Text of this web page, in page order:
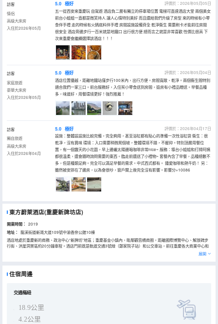
訪客
情侶
高級大床房
入住於2026年05月
5.0 極好
評價於：2026年05月05日
五一從西安來重慶玩 自駕遊 酒店負二層有獨立的停車場位置 電梯可直達酒店大堂 兩個美女
前台小姐姐一直都是微笑待人 讓人心情特別美好 而且還給我們升級了房型 來的時候有小零
食伴手禮 走的時候有火鍋底料伴手禮 房間設施設備齊全 乾淨衞生 需要刷卡才能前往房間
很安全 酒店旁邊步行一百米就是地鐵口 出行很方便 總而言之就是非常喜歡 性價比很高 下
次來重慶會繼續選擇該酒店！！！
訪客
家庭旅遊
豪華大床房
入住於2026年05月
5.0 極好
評價於：2026年05月04日
酒店位置優越，距離地鐵站僅步行100米內，出行方便。房間寬敞、乾淨。兩個衞生間特別
適合我們一家三口。前台服務好，入住🈶小零食送到房間，退房有小禮品贈送。早餐品種
多，味道好，用餐環境更好！強烈推薦！
訪客
獨自旅遊
高級大床房
入住於2026年04月
5.0 極好
評價於：2026年04月17日
設施：整體設設施比較完備，完全夠用，甚至浴缸都有貼心的準備一次性浴缸袋 衞生：很
乾凈，沒有異味 環境：入口需要稍微爬個坡，整體環境不錯，不壓抑。特別頂層用餐位
置，有一個露天的小花園，早上邊曬太陽邊喝咖啡非常nice~ 服務：導台小姐姐和打掃阿姨
都很温柔，還會隨時詢問需要的東西。臨走前還送了小禮物~ 套餐內含了早餐，品種總數不
多，但是種類足夠。完全可以滿足早餐的需求。中式西式都有。 鍾愛咖啡和熱牛奶！ 另：
雖然被安排在了邊房，以為會很吵，窗戶關上後完全沒有影響。影響分+10086
東方蔚萊酒店(重慶新牌坊店)
開業時間： 2019
地址：
龍溪街道新溉大道109號中渝香奈公館10棟
酒店地處於重慶新的商務、政治中心“新牌坊”地區；重慶基金小鎮內，毗鄰觀音橋商圈，距離國際博覽中心、解放碑步
行街、洪崖洞景區約20分鐘車程。酒店門前既是軌道交通3號線（鄭家院子站）和公交車站，前往重慶各大商業中心和
酒店為滿足用戶個性化、品質化、多元化、社交化、共享化等多維度而打造的全新一代高端酒店。為了向您提供更舒
展開
住宿周邊
交通樞紐
18.9公里
4.2公里